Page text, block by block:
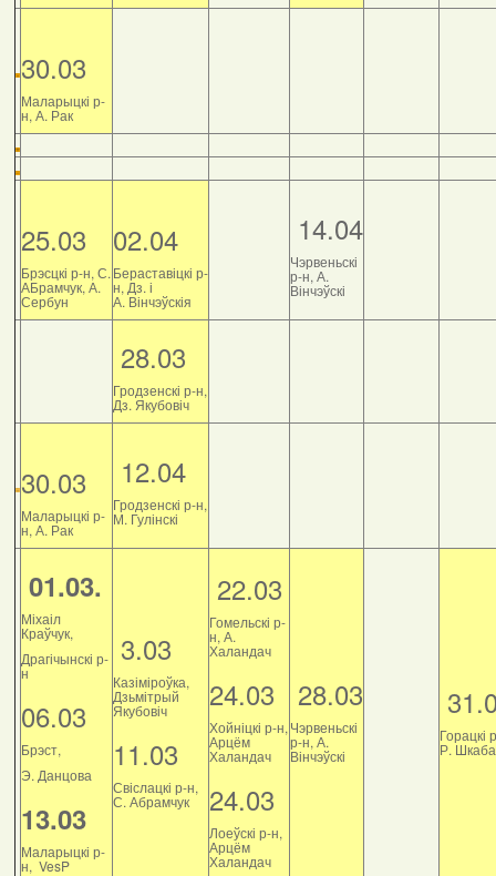
30.03
Маларыцкі р-
н, А. Рак
25.03
Брэсцкі р-н, С.
АБрамчук, А.
Сербун
02.04
Бераставіцкі р-
н, Дз. і
А. Вінчэўскія
14.04
Чэрвеньскі
р-н, А.
Вінчэўскі
28.03
Гродзенскі р-н,
Дз. Якубовіч
30.03
Маларыцкі р-
н, А. Рак
12.04
Гродзенскі р-н,
М. Гулінскі
01.03.
Міхаіл
Краўчук,
Драгічынскі р-
н
06.03
Брэст,
Э. Данцова
13.03
Маларыцкі р-
н, VesP
3.03
Казіміроўка,
Дзьмітрый
Якубовіч
11.03
Свіслацкі р-н,
С. Абрамчук
22.03
Гомельскі р-
н, А.
Халандач
24.03
Хойніцкі р-н,
Арцём
Халандач
24.03
Лоеўскі р-н,
Арцём
Халандач
28.03
Чэрвеньскі
р-н, А.
Вінчэўскі
Горацкі
Р.